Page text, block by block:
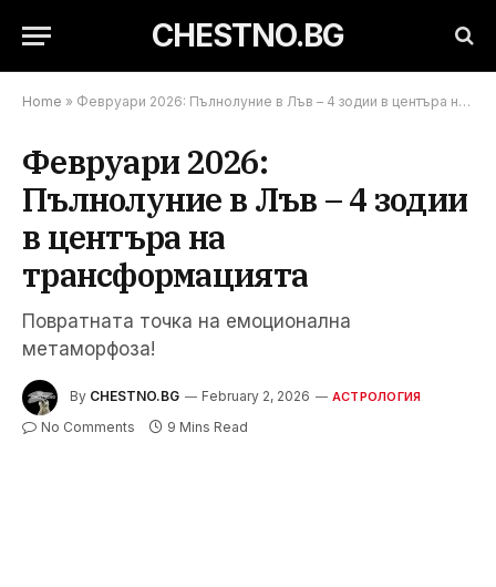
CHESTNO.BG
Home » Февруари 2026: Пълнолуние в Лъв – 4 зодии в центъра на трансформацията
Февруари 2026:
Пълнолуние в Лъв – 4 зодии
в центъра на
трансформацията
Повратната точка на емоционална
метаморфоза!
By CHESTNO.BG February 2, 2026 АСТРОЛОГИЯ
No Comments 9 Mins Read